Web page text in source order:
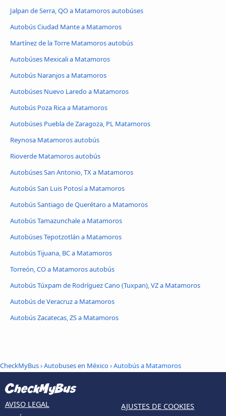
Jalpan de Serra, QO a Matamoros autobúses
Autobús Ciudad Mante a Matamoros
Martínez de la Torre Matamoros autobús
Autobúses Mexicali a Matamoros
Autobús Naranjos a Matamoros
Autobúses Nuevo Laredo a Matamoros
Autobús Poza Rica a Matamoros
Autobúses Puebla de Zaragoza, PL Matamoros
Reynosa Matamoros autobús
Rioverde Matamoros autobús
Autobúses San Antonio, TX a Matamoros
Autobús San Luis Potosí a Matamoros
Autobús Santiago de Querétaro a Matamoros
Autobús Tamazunchale a Matamoros
Autobúses Tepotzotlán a Matamoros
Autobús Tijuana, BC a Matamoros
Torreón, CO a Matamoros autobús
Autobús Túxpam de Rodríguez Cano (Tuxpan), VZ a Matamoros
Autobús de Veracruz a Matamoros
Autobús Zacatecas, ZS a Matamoros
CheckMyBus›Autobuses en México› Autobús a Matamoros
AVISO LEGAL
AJUSTES DE COOKIES